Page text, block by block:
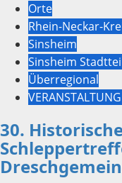
Orte
Rhein-Neckar-
Sinsheim
Sinsheim
Überregional
30.